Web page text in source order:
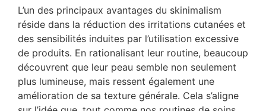
L’un des principaux avantages du skinimalism
réside dans la réduction des irritations cutanées et
des sensibilités induites par l’utilisation excessive
de produits. En rationalisant leur routine, beaucoup
découvrent que leur peau semble non seulement
plus lumineuse, mais ressent également une
amélioration de sa texture générale. Cela s’aligne